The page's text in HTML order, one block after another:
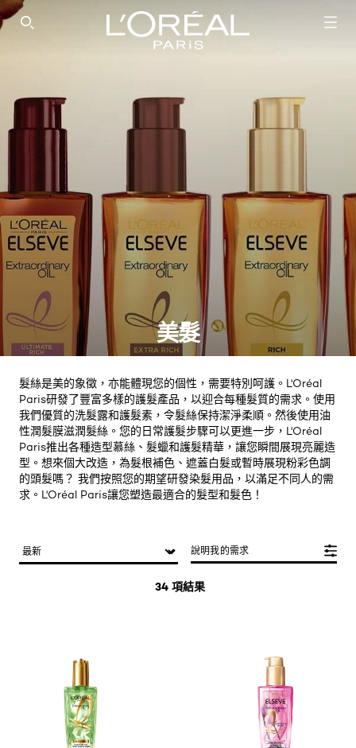
SEARCH THIS SITE
美髮
髮絲是美的象徵，亦能體現您的個性，需要特別呵護。L'Oréal
Paris研發了豐富多樣的護髮產品，以迎合每種髮質的需求。使用
我們優質的洗髮露和護髮素，令髮絲保持潔淨柔順。然後使用油
性潤髮膜滋潤髮絲。您的日常護髮步驟可以更進一步，L'Oréal
Paris推出各種造型慕絲、髮蠟和護髮精華，讓您瞬間展現亮麗造
型。想來個大改造，為髮根補色、遮蓋白髮或暫時展現粉彩色調
的頭髮嗎？ 我們按照您的期望研發染髮用品，以滿足不同人的需
求。L'Oréal Paris讓您塑造最適合的髮型和髮色！
34 項結果
說明我的需求